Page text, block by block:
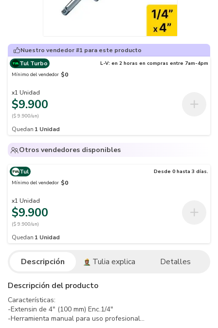
Nuestro vendedor #1 para este producto
Tul Turbo
L-V: en 2 horas en compras entre 7am-4pm
Mínimo del vendedor $0
x1 Unidad
$9.900
($ 9.900/un)
Quedan 1 Unidad
Otros vendedores disponibles
Tul
Desde 0 hasta 3 días.
Mínimo del vendedor $0
x1 Unidad
$9.900
($ 9.900/un)
Quedan 1 Unidad
Descripción Tulia explica Detalles
Descripción del producto
Características:
-Extensin de 4" (100 mm) Enc.1/4"
-Herramienta manual para uso profesional